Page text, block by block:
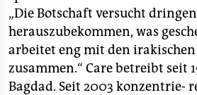
unterstützen
abo
genossenschaft
„Die Botschaft versucht
herauszubekommen, was
arbeitet eng mit den irakischen
zusammen.“ Care betreibt seit
Bagdad. Seit 2003 konzentrie-